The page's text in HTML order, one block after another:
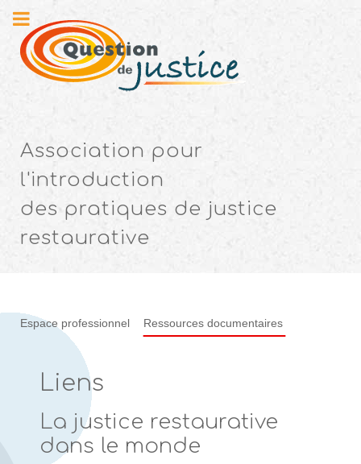
Association pour
l'introduction
des pratiques de justice
restaurative
Espace professionnel Ressources documentaires
Liens
La justice restaurative
dans le monde